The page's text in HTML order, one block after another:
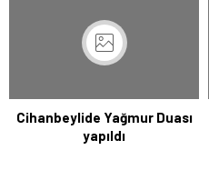
Cihanbeylide Yağmur Duası
yapıldı